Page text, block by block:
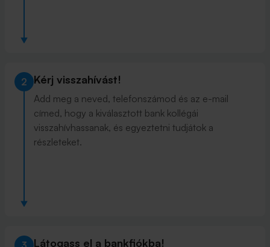
2 Kérj visszahívást!
Add meg a neved, telefonszámod és az e-mail
címed, hogy a kiválasztott bank kollégái
visszahívhassanak, és egyeztetni tudjátok a
részleteket.
Látogass el a bankfiókba!